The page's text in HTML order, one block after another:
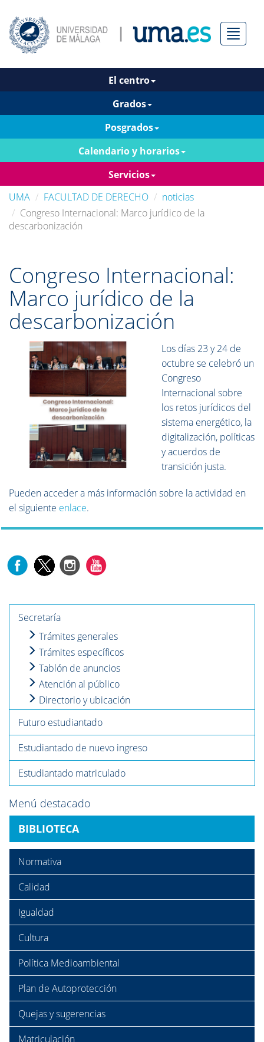
Menú
El centro
Grados
Posgrados
Calendario y horarios
Servicios
UMA
FACULTAD DE DERECHO
noticias
Congreso Internacional: Marco jurídico de la
descarbonización
Congreso Internacional:
Marco jurídico de la
descarbonización
Los días 23 y 24 de
octubre se celebró un
Congreso
Internacional sobre
los retos jurídicos del
sistema energético, la
digitalización, políticas
y acuerdos de
transición justa.
Pueden acceder a más información sobre la actividad en
el siguiente enlace.
Secretaría
Trámites generales
Trámites específicos
Tablón de anuncios
Atención al público
Directorio y ubicación
Futuro estudiantado
Estudiantado de nuevo ingreso
Estudiantado matriculado
Menú destacado
BIBLIOTECA
Normativa
Calidad
Igualdad
Cultura
Política Medioambiental
Plan de Autoprotección
Quejas y sugerencias
Matriculación